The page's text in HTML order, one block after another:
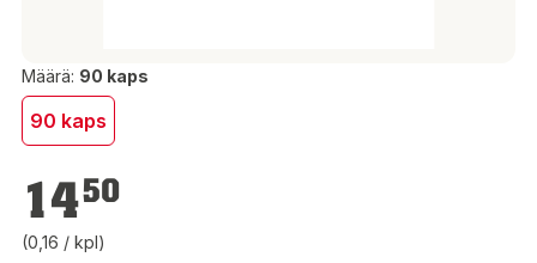
Määrä: 90 kaps
90 kaps
14,50 €
1450
(0,16 / kpl)